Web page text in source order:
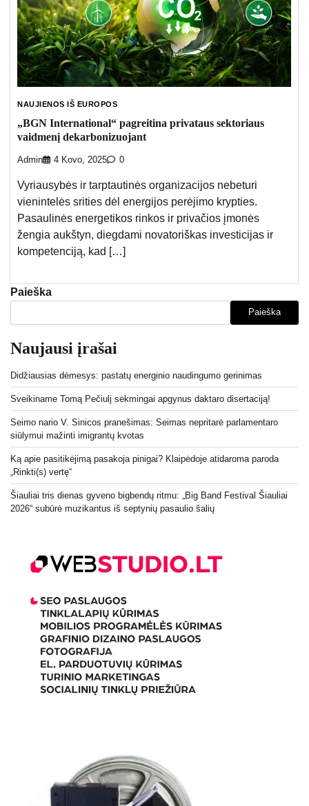
NAUJIENOS IŠ EUROPOS
„BGN International“ pagreitina privataus sektoriaus
vaidmenį dekarbonizuojant
Admin 4 Kovo, 2025 0
Vyriausybės ir tarptautinės organizacijos nebeturi
vienintelės srities dėl energijos perėjimo krypties.
Pasaulinės energetikos rinkos ir privačios įmonės
žengia aukštyn, diegdami novatoriškas investicijas ir
kompetenciją, kad […]
Paieška
Paieška
Naujausi įrašai
Didžiausias dėmesys: pastatų energinio naudingumo gerinimas
Sveikiname Tomą Pečiulį sėkmingai apgynus daktaro disertaciją!
Seimo nario V. Sinicos pranešimas: Seimas nepritarė parlamentaro
siūlymui mažinti imigrantų kvotas
Ką apie pasitikėjimą pasakoja pinigai? Klaipėdoje atidaroma paroda
„Rinkti(s) vertę“
Šiauliai tris dienas gyveno bigbendų ritmu: „Big Band Festival Šiauliai
2026“ subūrė muzikantus iš septynių pasaulio šalių